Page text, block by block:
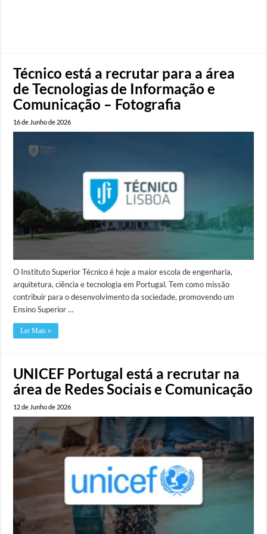
Técnico está a recrutar para a área
de Tecnologias de Informação e
Comunicação – Fotografia
16 de Junho de 2026
O Instituto Superior Técnico é hoje a maior escola de engenharia,
arquitetura, ciência e tecnologia em Portugal. Tem como missão
contribuir para o desenvolvimento da sociedade, promovendo um
Ensino Superior …
Ler Mais »
UNICEF Portugal está a recrutar na
área de Redes Sociais e Comunicação
12 de Junho de 2026